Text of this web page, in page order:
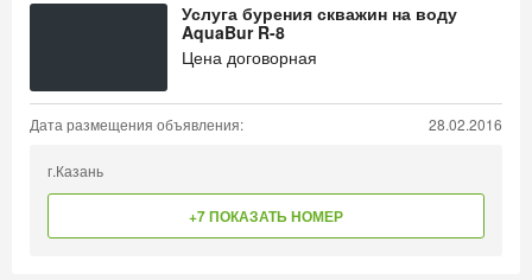
Услуга бурения скважин на воду
AquaBur R-8
Цена договорная
Дата размещения объявления: 28.02.2016
г.Казань
+7 ПОКАЗАТЬ НОМЕР